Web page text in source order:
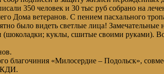
350 человек и 30 тыс руб собрано на
Дома ветеранов. С пением пасхального
было видеть светлые лица! Замечательные
(шоколадки; куклы, сшитые своими руками).
благочиния «Милосердие – Подольск»,
КДИ.